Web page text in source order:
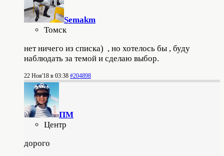
Semakm
Томск
нет ничего из списка) , но хотелось бы , буду
наблюдать за темой и сделаю выбор.
22 Ноя'18 в 03:38 #204898
ПМ
Центр
дорого